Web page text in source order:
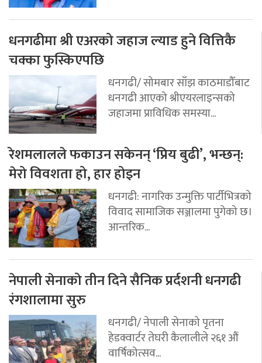
धनगढीमा श्री एअरको जहाज ल्याड हुने वित्तिकै
चक्का फुस्किएपछि
धनगढी/ सोमबार साँझ काठमाडौँबाट
धनगढी आएको श्रीएयरलाइन्सको
जहाजमा प्राविधिक समस्या...
रेशमलालले फकाउन सकेनन् ‘प्रिय बुढी’, भन्छन्:
मेरो विवशता हो, हार होइन
धनगढी: नागरिक उन्मुक्ति पार्टीभित्रको
विवाद सामाजिक सञ्जालमा पुगेको छ।
आन्तरिक...
नेपाली सेनाको तीन दिने सैनिक प्रर्दशनी धनगढी
रंगशालामा सुरु
धनगढी/ नेपाली सेनाको पृतना
हेडक्वार्टर तेघरी कैलालीले २६१ औं
वार्षिकोत्सव...